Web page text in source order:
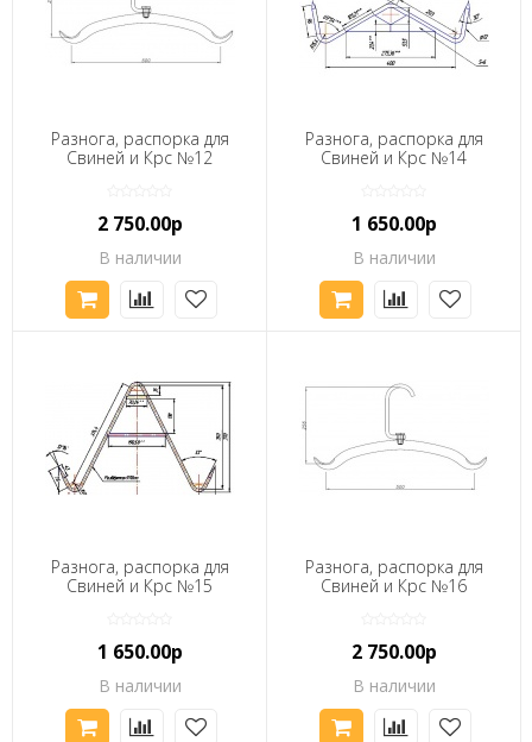
Разнога, распорка для
Свиней и Крс №12
2 750.00р
В наличии
Разнога, распорка для
Свиней и Крс №14
1 650.00р
В наличии
Разнога, распорка для
Свиней и Крс №15
1 650.00р
В наличии
Разнога, распорка для
Свиней и Крс №16
2 750.00р
В наличии